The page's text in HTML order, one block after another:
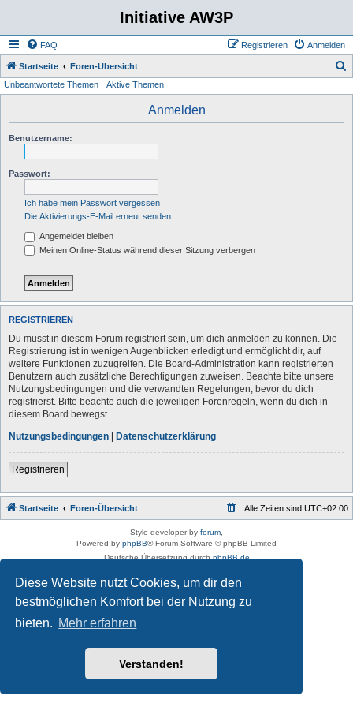
Diese Website nutzt Cookies, um dir den
bestmöglichen Komfort bei der Nutzung zu
bieten. Mehr erfahren
Verstanden!
Initiative AW3P
FAQ Anmelden
Registrieren
Startseite Foren-Übersicht
Unbeantwortete Themen Aktive Themen
Anmelden
Benutzername:
Passwort:
Ich habe mein Passwort vergessen
Die Aktivierungs-E-Mail erneut senden
Angemeldet bleiben
Meinen Online-Status während dieser Sitzung verbergen
REGISTRIEREN
Du musst in diesem Forum registriert sein, um dich anmelden zu können. Die
Registrierung ist in wenigen Augenblicken erledigt und ermöglicht dir, auf
weitere Funktionen zuzugreifen. Die Board-Administration kann registrierten
Benutzern auch zusätzliche Berechtigungen zuweisen. Beachte bitte unsere
Nutzungsbedingungen und die verwandten Regelungen, bevor du dich
registrierst. Bitte beachte auch die jeweiligen Forenregeln, wenn du dich in
diesem Board bewegst.
Nutzungsbedingungen | Datenschutzerklärung
Registrieren
Startseite Foren-Übersicht Alle Zeiten sind UTC+02:00
Style developer by forum
Powered by phpBB® Forum Software © phpBB Limited
Deutsche Übersetzung durchphpBB.de